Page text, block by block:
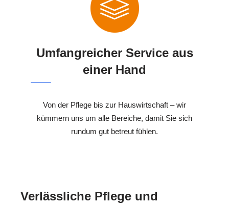
Umfangreicher Service aus
einer Hand
Von der Pflege bis zur Hauswirtschaft – wir
kümmern uns um alle Bereiche, damit Sie sich
rundum gut betreut fühlen.
Verlässliche Pflege und